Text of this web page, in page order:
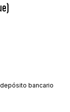
bancario